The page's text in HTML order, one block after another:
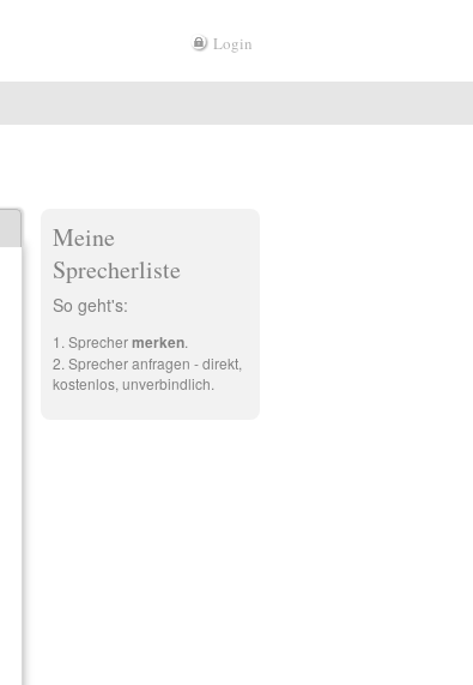
Login
Meine
Sprecherliste
So geht's:
Sprechermerken.
Sprecher anfragen - direkt,
kostenlos, unverbindlich.